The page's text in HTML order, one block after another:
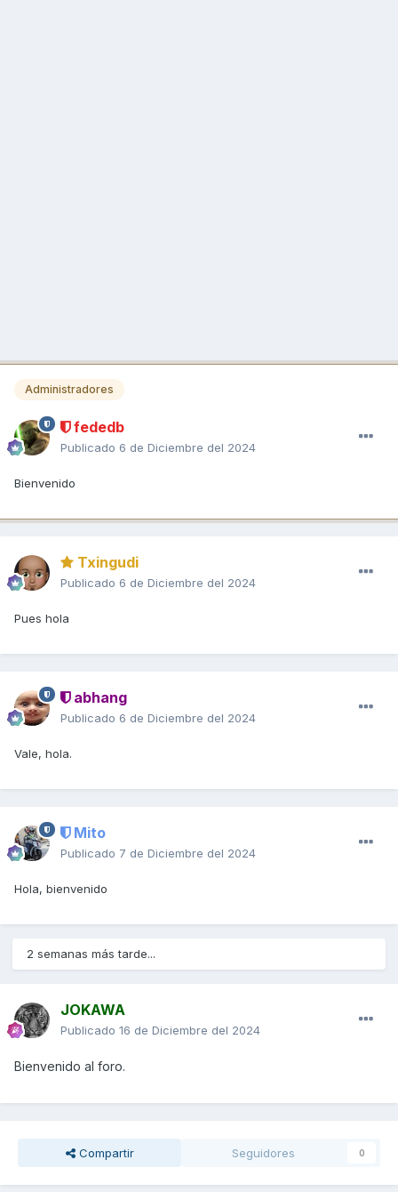
Administradores
fededb
Publicado 6 de Diciembre del 2024
Bienvenido
Txingudi
Publicado 6 de Diciembre del 2024
Pues hola
abhang
Publicado 6 de Diciembre del 2024
Vale, hola.
Mito
Publicado 7 de Diciembre del 2024
Hola, bienvenido
2 semanas más tarde...
JOKAWA
Publicado 16 de Diciembre del 2024
Bienvenido al foro.
Compartir Seguidores 0